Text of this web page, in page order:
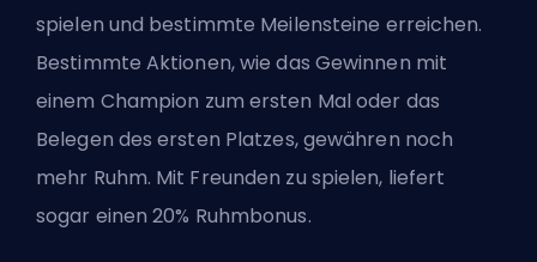
spielen und bestimmte Meilensteine erreichen.
Bestimmte Aktionen, wie das Gewinnen mit
einem Champion zum ersten Mal oder das
Belegen des ersten Platzes, gewähren noch
mehr Ruhm. Mit Freunden zu spielen, liefert
sogar einen 20% Ruhmbonus.